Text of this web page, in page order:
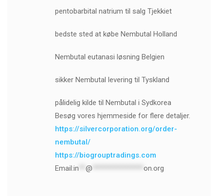
pentobarbital natrium til salg Tjekkiet
bedste sted at købe Nembutal Holland
Nembutal eutanasi løsning Belgien
sikker Nembutal levering til Tyskland
pålidelig kilde til Nembutal i Sydkorea
Besøg vores hjemmeside for flere detaljer.
https://silvercorporation.org/order-
nembutal/
https://biogrouptradings.com
Email:in @ on.org